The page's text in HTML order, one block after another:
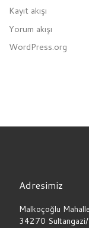
Kayıt akışı
Yorum akışı
WordPress.org
Adresimiz
Malkoçoğlu
34270